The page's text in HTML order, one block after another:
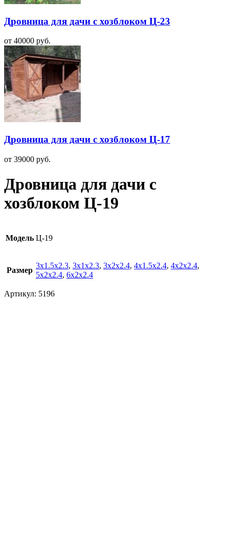
Дровница для дачи с хозблоком Ц-23
от 40000 руб.
Дровница для дачи с хозблоком Ц-17
от 39000 руб.
Дровница для дачи с
хозблоком Ц-19
Модель Ц-19
Размер
3х1.5х2.3, 3х1х2.3, 3х2х2.4, 4х1.5х2.4, 4х2х2.4,
5х2х2.4, 6х2х2.4
Артикул: 5196